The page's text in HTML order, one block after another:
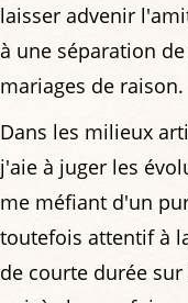
laisser advenir
à une séparation
mariages de raison.
Dans les milieux
j'aie à juger les
me méfiant d'un
toutefois attentif à
de courte durée